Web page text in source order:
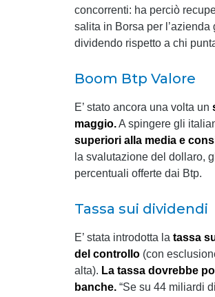
concorrenti: ha perciò
salita in Borsa per l’azienda
dividendo rispetto a chi
Boom Btp Valore
E’ stato ancora una volta un
maggio.A spingere gli
superiori alla media e
la svalutazione del dollaro,
percentuali offerte dai Btp.
Tassa sui dividendi
E’ stata introdotta la tassa
del controllo (con
alta). La tassa dovrebbe
banche. “Se su 44 miliardi